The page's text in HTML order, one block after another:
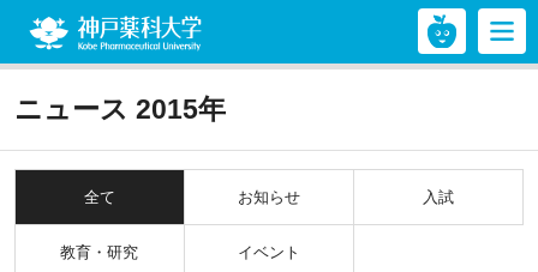
ニュース 2015年
全て お知らせ 入試
教育・研究 イベント
神戸薬科大学